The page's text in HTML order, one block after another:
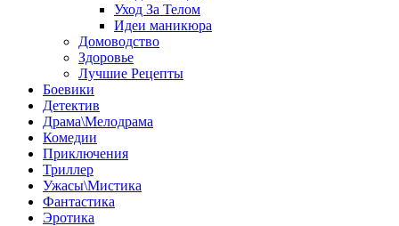
Уход За Телом
Идеи маникюра
Домоводство
Здоровье
Лучшие Рецепты
Боевики
Детектив
Драма\Мелодрама
Комедии
Приключения
Триллер
Ужасы\Мистика
Фантастика
Эротика